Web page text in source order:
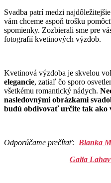
Svadba patrí medzi
vám chceme aspoň trošku
spomienky. Zozbierali sme pre
fotografií kvetinových výzdob.
Kvetinová výzdoba je skvelou
elegancie, zatiaľ čo sporo
všetkému romantický nádych.
nasledovnými obrázkami
budú obdivovať určite tak ako
Odporúčame prečítať: Blanka
Galia Lahav